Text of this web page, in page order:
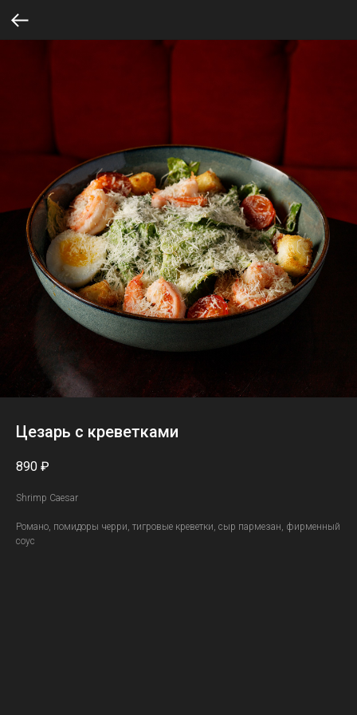
Цезарь с креветками
890 ₽
Shrimp Caesar
Романо, помидоры черри, тигровые креветки, сыр пармезан, фирменный
соус